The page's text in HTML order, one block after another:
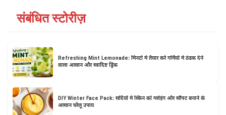
संबंधित स्टोरीज़
Refreshing Mint Lemonade: मिनटों में तैयार करें गर्मियों में ठंडक देने
वाला आसान और स्वादिष्ट ड्रिंक
DIY Winter Face Pack: सर्दियों में स्किन को ग्लोइंग और सॉफ्ट बनाने के
आसान घरेलू उपाय